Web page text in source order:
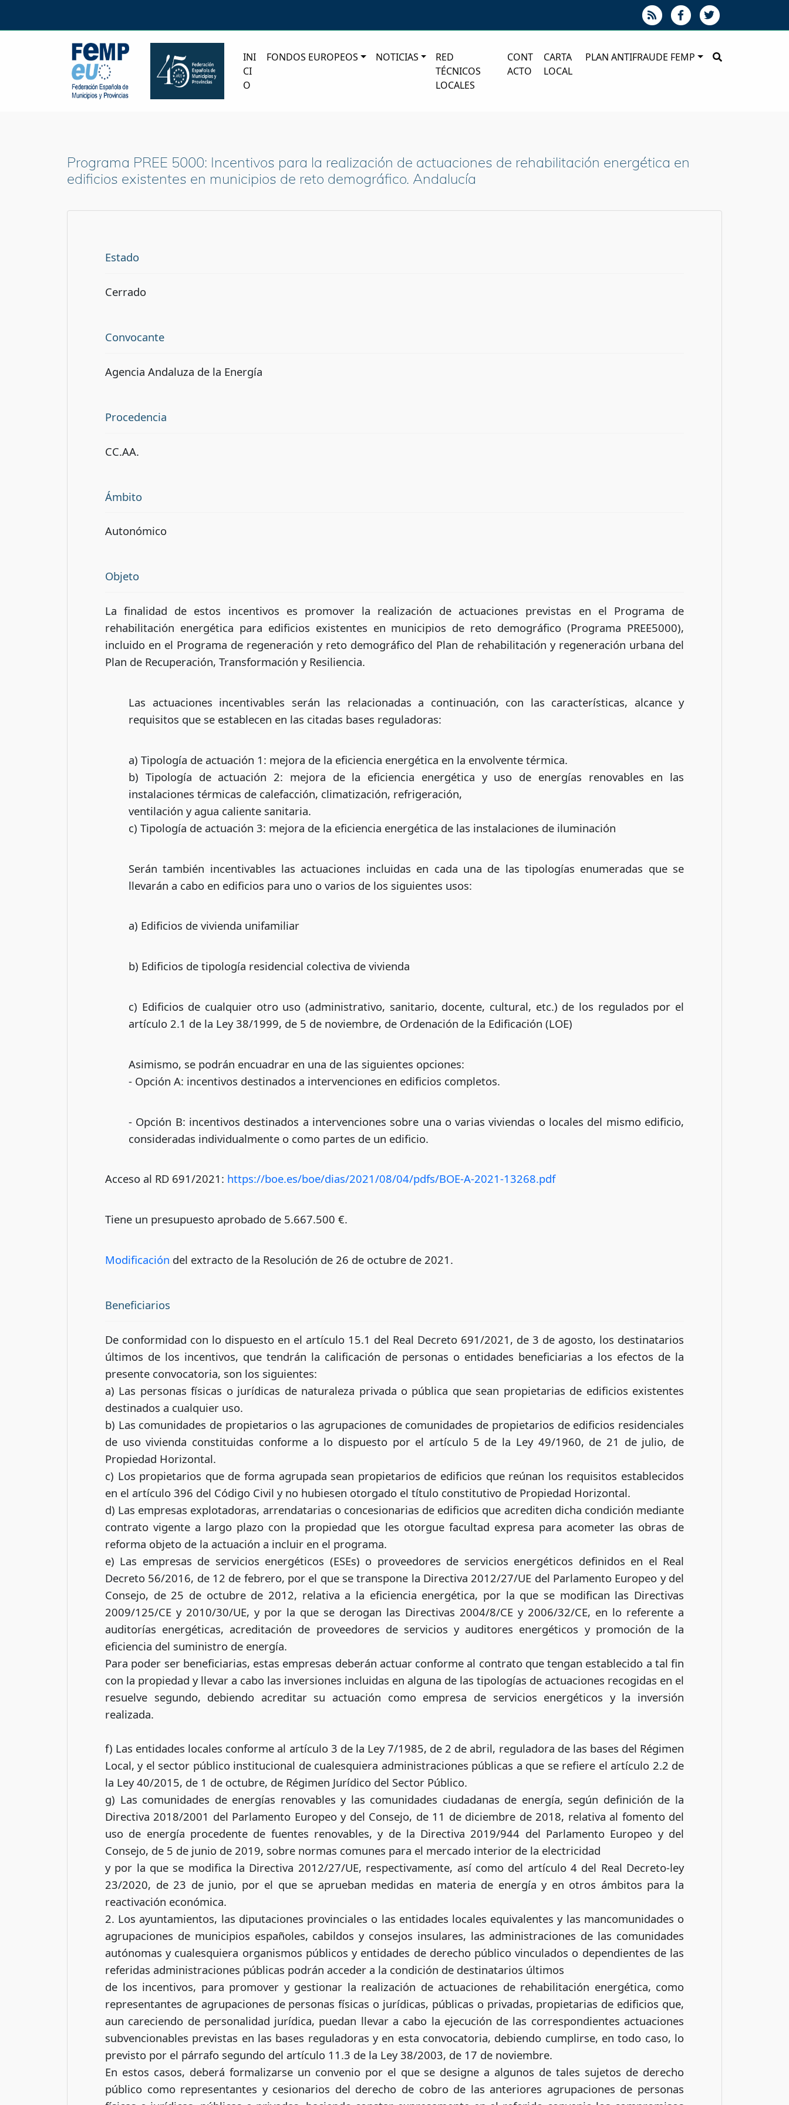
INI
CI
O
FONDOS EUROPEOS NOTICIAS
RED
TÉCNICOS
LOCALES
CONT
ACTO
CARTA
LOCAL
PLAN ANTIFRAUDE FEMP
Programa PREE 5000: Incentivos para la realización de actuaciones de rehabilitación energética en
edificios existentes en municipios de reto demográfico. Andalucía
Estado
Cerrado
Convocante
Agencia Andaluza de la Energía
Procedencia
CC.AA.
Ámbito
Autonómico
Objeto
La finalidad de estos incentivos es promover la realización de actuaciones previstas en el Programa de
rehabilitación energética para edificios existentes en municipios de reto demográfico (Programa PREE5000),
incluido en el Programa de regeneración y reto demográfico del Plan de rehabilitación y regeneración urbana del
Plan de Recuperación, Transformación y Resiliencia.
Las actuaciones incentivables serán las relacionadas a continuación, con las características, alcance y
requisitos que se establecen en las citadas bases reguladoras:
a) Tipología de actuación 1: mejora de la eficiencia energética en la envolvente térmica.
b) Tipología de actuación 2: mejora de la eficiencia energética y uso de energías renovables en las
instalaciones térmicas de calefacción, climatización, refrigeración,
ventilación y agua caliente sanitaria.
c) Tipología de actuación 3: mejora de la eficiencia energética de las instalaciones de iluminación
Serán también incentivables las actuaciones incluidas en cada una de las tipologías enumeradas que se
llevarán a cabo en edificios para uno o varios de los siguientes usos:
a) Edificios de vivienda unifamiliar
b) Edificios de tipología residencial colectiva de vivienda
c) Edificios de cualquier otro uso (administrativo, sanitario, docente, cultural, etc.) de los regulados por el
artículo 2.1 de la Ley 38/1999, de 5 de noviembre, de Ordenación de la Edificación (LOE)
Asimismo, se podrán encuadrar en una de las siguientes opciones:
- Opción A: incentivos destinados a intervenciones en edificios completos.
- Opción B: incentivos destinados a intervenciones sobre una o varias viviendas o locales del mismo edificio,
consideradas individualmente o como partes de un edificio.
Acceso al RD 691/2021: https://boe.es/boe/dias/2021/08/04/pdfs/BOE-A-2021-13268.pdf
Tiene un presupuesto aprobado de 5.667.500 €.
Modificación del extracto de la Resolución de 26 de octubre de 2021.
Beneficiarios
De conformidad con lo dispuesto en el artículo 15.1 del Real Decreto 691/2021, de 3 de agosto, los destinatarios
últimos de los incentivos, que tendrán la calificación de personas o entidades beneficiarias a los efectos de la
presente convocatoria, son los siguientes:
a) Las personas físicas o jurídicas de naturaleza privada o pública que sean propietarias de edificios existentes
destinados a cualquier uso.
b) Las comunidades de propietarios o las agrupaciones de comunidades de propietarios de edificios residenciales
de uso vivienda constituidas conforme a lo dispuesto por el artículo 5 de la Ley 49/1960, de 21 de julio, de
Propiedad Horizontal.
c) Los propietarios que de forma agrupada sean propietarios de edificios que reúnan los requisitos establecidos
en el artículo 396 del Código Civil y no hubiesen otorgado el título constitutivo de Propiedad Horizontal.
d) Las empresas explotadoras, arrendatarias o concesionarias de edificios que acrediten dicha condición mediante
contrato vigente a largo plazo con la propiedad que les otorgue facultad expresa para acometer las obras de
reforma objeto de la actuación a incluir en el programa.
e) Las empresas de servicios energéticos (ESEs) o proveedores de servicios energéticos definidos en el Real
Decreto 56/2016, de 12 de febrero, por el que se transpone la Directiva 2012/27/UE del Parlamento Europeo y del
Consejo, de 25 de octubre de 2012, relativa a la eficiencia energética, por la que se modifican las Directivas
2009/125/CE y 2010/30/UE, y por la que se derogan las Directivas 2004/8/CE y 2006/32/CE, en lo referente a
auditorías energéticas, acreditación de proveedores de servicios y auditores energéticos y promoción de la
eficiencia del suministro de energía.
Para poder ser beneficiarias, estas empresas deberán actuar conforme al contrato que tengan establecido a tal fin
con la propiedad y llevar a cabo las inversiones incluidas en alguna de las tipologías de actuaciones recogidas en el
resuelve segundo, debiendo acreditar su actuación como empresa de servicios energéticos y la inversión
realizada.
f) Las entidades locales conforme al artículo 3 de la Ley 7/1985, de 2 de abril, reguladora de las bases del Régimen
Local, y el sector público institucional de cualesquiera administraciones públicas a que se refiere el artículo 2.2 de
la Ley 40/2015, de 1 de octubre, de Régimen Jurídico del Sector Público.
g) Las comunidades de energías renovables y las comunidades ciudadanas de energía, según definición de la
Directiva 2018/2001 del Parlamento Europeo y del Consejo, de 11 de diciembre de 2018, relativa al fomento del
uso de energía procedente de fuentes renovables, y de la Directiva 2019/944 del Parlamento Europeo y del
Consejo, de 5 de junio de 2019, sobre normas comunes para el mercado interior de la electricidad
y por la que se modifica la Directiva 2012/27/UE, respectivamente, así como del artículo 4 del Real Decreto-ley
23/2020, de 23 de junio, por el que se aprueban medidas en materia de energía y en otros ámbitos para la
reactivación económica.
2. Los ayuntamientos, las diputaciones provinciales o las entidades locales equivalentes y las mancomunidades o
agrupaciones de municipios españoles, cabildos y consejos insulares, las administraciones de las comunidades
autónomas y cualesquiera organismos públicos y entidades de derecho público vinculados o dependientes de las
referidas administraciones públicas podrán acceder a la condición de destinatarios últimos
de los incentivos, para promover y gestionar la realización de actuaciones de rehabilitación energética, como
representantes de agrupaciones de personas físicas o jurídicas, públicas o privadas, propietarias de edificios que,
aun careciendo de personalidad jurídica, puedan llevar a cabo la ejecución de las correspondientes actuaciones
subvencionables previstas en las bases reguladoras y en esta convocatoria, debiendo cumplirse, en todo caso, lo
previsto por el párrafo segundo del artículo 11.3 de la Ley 38/2003, de 17 de noviembre.
En estos casos, deberá formalizarse un convenio por el que se designe a algunos de tales sujetos de derecho
público como representantes y cesionarios del derecho de cobro de las anteriores agrupaciones de personas